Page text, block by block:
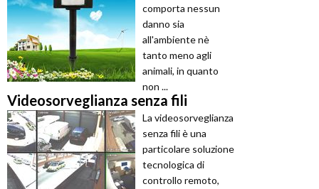
comporta nessun
danno sia
all'ambiente nè
tanto meno agli
animali, in quanto
non ...
Videosorveglianza senza fili
La videosorveglianza
senza fili è una
particolare soluzione
tecnologica di
controllo remoto,